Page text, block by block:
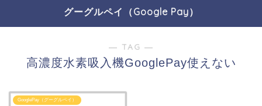
グーグルペイ（Google Pay）
― TAG ―
高濃度水素吸入機GooglePay使えない
GooglePay（グーグルペイ）